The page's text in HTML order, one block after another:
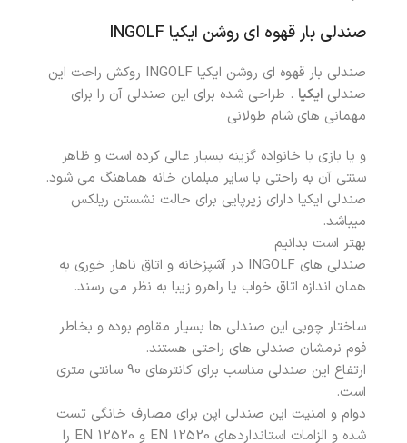
صندلی بار قهوه ای روشن ایکیا INGOLF
صندلی بار قهوه ای روشن ایکیا INGOLF روکش راحت این
صندلی ایکیا . طراحی شده برای این صندلی آن را برای
مهمانی های شام طولانی
و یا بازی با خانواده گزینه بسیار عالی کرده است و ظاهر
سنتی آن به راحتی با سایر مبلمان خانه هماهنگ می شود.
صندلی ایکیا دارای زیرپایی برای حالت نشستن ریلکس
میباشد.
بهتر است بدانیم
صندلی های INGOLF در آشپزخانه و اتاق ناهار خوری به
همان اندازه اتاق خواب یا راهرو زیبا به نظر می رسند.
ساختار چوبی این صندلی ها بسیار مقاوم بوده و بخاطر
فوم نرمشان صندلی های راحتی هستند.
ارتفاع این صندلی مناسب برای کانترهای 90 سانتی متری
است.
دوام و امنیت این صندلی اپن برای مصارف خانگی تست
شده و الزامات استانداردهای EN 12520 و EN 12520 را